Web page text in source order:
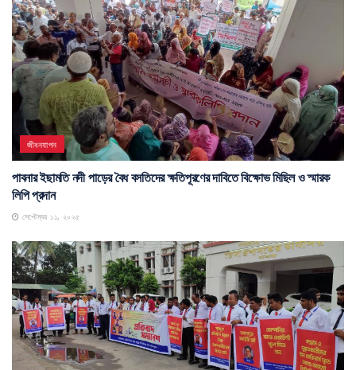
জীবনযাপন
পাবনার ইছামতি নদী পাড়ের বৈধ বসতিদের ক্ষতিপূরণের দাবিতে বিক্ষোভ মিছিল ও স্মারক
লিপি প্রদান
সেপ্টেম্বর ১১, ২০২৫